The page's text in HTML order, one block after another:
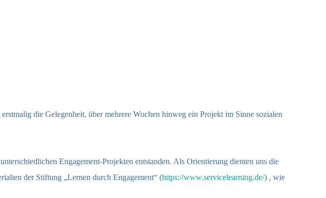
die Gelegenheit, über mehrere Wochen hinweg ein Projekt im Sinne sozialen
Engagement-Projekten entstanden. Als Orientierung dienten uns die
der Stiftung „Lernen durch Engagement“ (https://www.servicelearning.de/) , wie